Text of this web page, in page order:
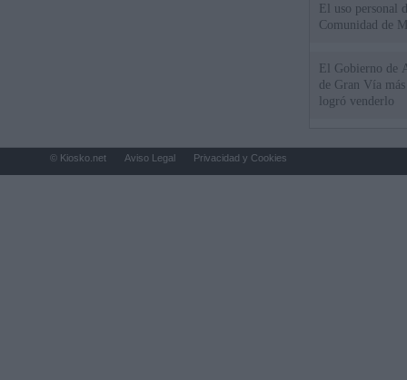
El uso personal
Comunidad de
El Gobierno de
de Gran Vía
logró venderlo
© Kiosko.net Aviso Legal Privacidad y Cookies